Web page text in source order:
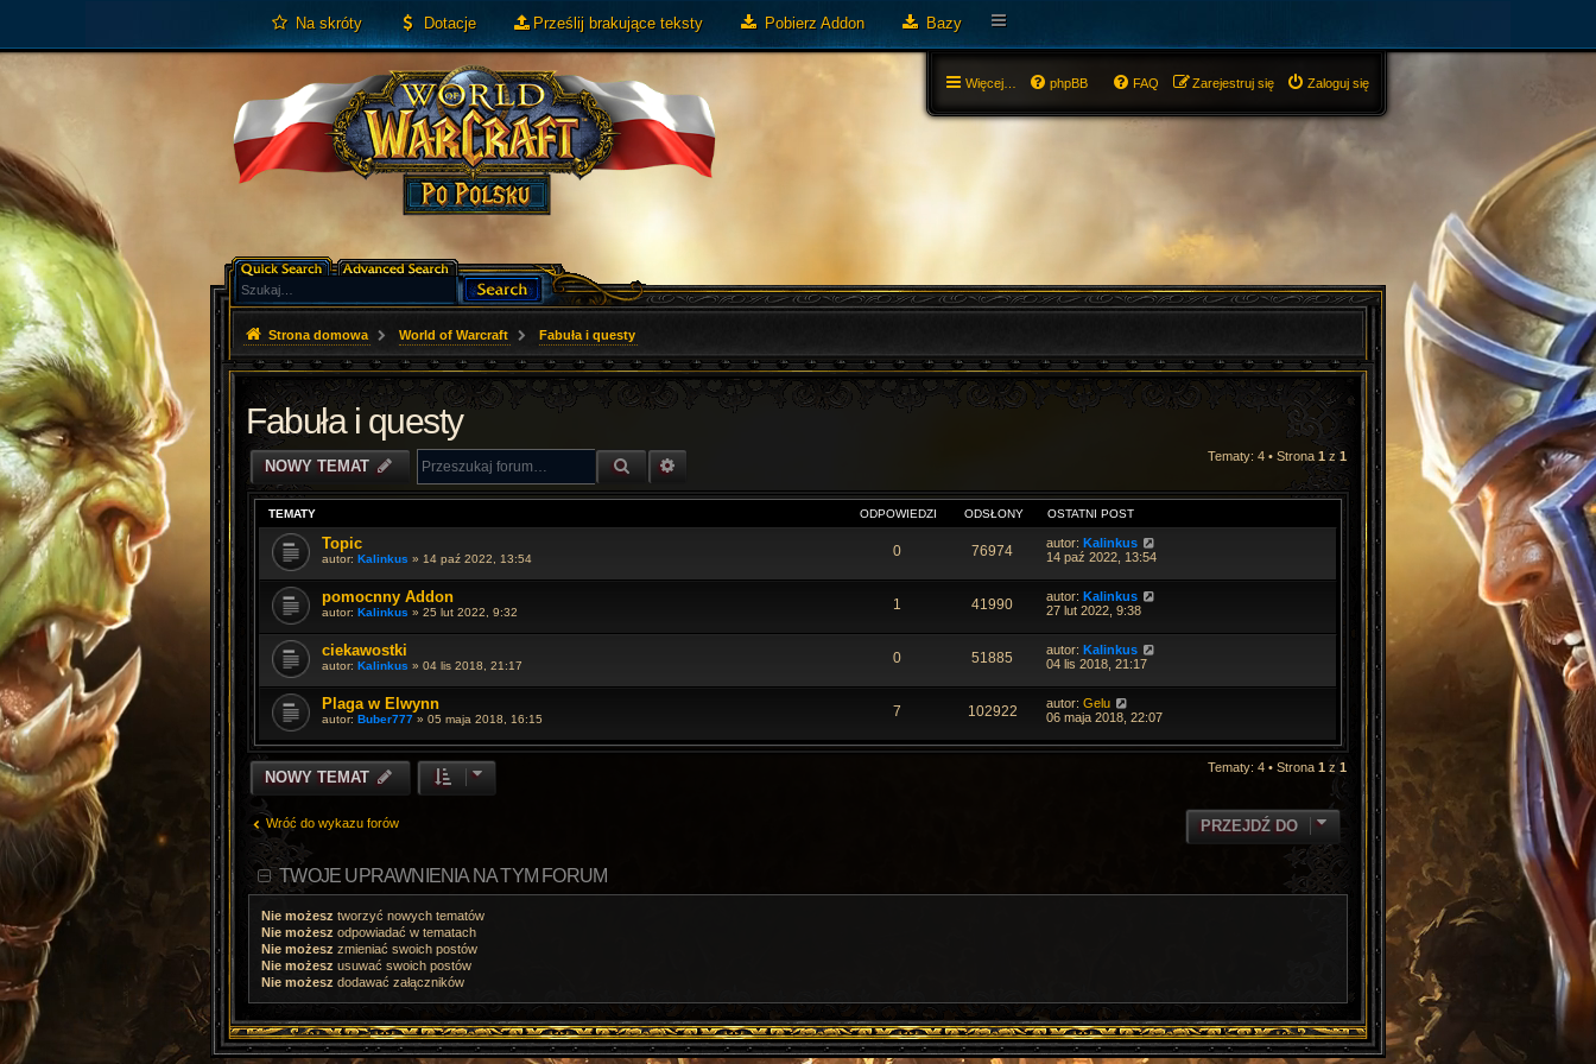
Na skróty Dotacje Prześlij brakujące teksty Pobierz Addon Bazy
Więcej… Zaloguj się
Zarejestruj się
FAQ
phpBB
Strona domowa World of Warcraft Fabuła i questy
Fabuła i questy
NOWY TEMAT SZUKAJ Tematy: 4 • Strona 1z 1
TEMATY ODPOWIEDZI ODSŁONY OSTATNI POST
Topic
autor: Kalinkus » 14 paź 2022, 13:54 0 76974 autor: Kalinkus
14 paź 2022, 13:54
pomocnny Addon
autor: Kalinkus » 25 lut 2022, 9:32 1 41990 autor: Kalinkus
27 lut 2022, 9:38
ciekawostki
autor: Kalinkus » 04 lis 2018, 21:17 0 51885 autor: Kalinkus
04 lis 2018, 21:17
Plaga w Elwynn
autor: Buber777 » 05 maja 2018, 16:15 7 102922 autor: Gelu
06 maja 2018, 22:07
NOWY TEMAT
Tematy: 4 • Strona 1 z 1
Wróć do wykazu forów PRZEJDŹ DO
TWOJE UPRAWNIENIA NA TYM FORUM
Nie możesz tworzyć nowych tematów
Nie możesz odpowiadać w tematach
Nie możesz zmieniać swoich postów
Nie możesz usuwać swoich postów
Nie możesz dodawać załączników